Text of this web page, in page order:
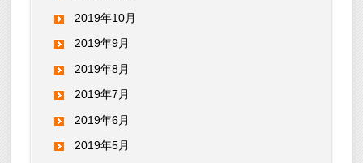
2019年10月
2019年9月
2019年8月
2019年7月
2019年6月
2019年5月